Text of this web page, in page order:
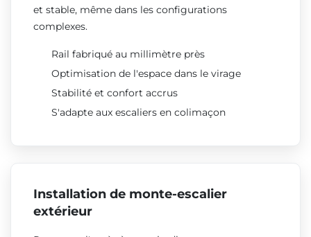
et stable, même dans les configurations
complexes.
Rail fabriqué au millimètre près
Optimisation de l'espace dans le virage
Stabilité et confort accrus
S'adapte aux escaliers en colimaçon
Installation de monte-escalier
extérieur